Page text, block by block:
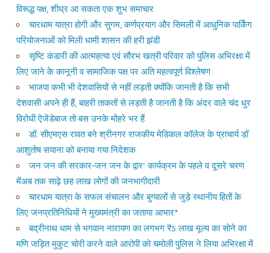
विरूद्ध पक्ष, शीघ्र आ सकता एक शुभ समाचार
चारधाम यात्रा होगी और सुगम, कर्णप्रयाग और सिमली में आधुनिक पार्किंग
परियोजनाओं को मिली धामी शासन की हरी झंडी
सृष्टि कंडारी की आत्महत्या एवं सौरभ खत्री परिवार को पुलिस अभिरक्षा में
लिए जाने के कानूनी व सामाजिक पक्ष पर अति महत्वपूर्ण विश्लेषण
भाजपा कभी भी देशवासियों से नहीं लड़ती क्योंकि जानती है कि सभी
देशवासी अपने ही हैं, बाहरी ताकतों से लड़ती है जानती है कि अंदर वाले चंद धुर
विरोधी ऐजेंडेबाज तो बस उनके मोहरे भर हैं
डॉ. सीएमएस रावत बने श्रीनगर राजकीय मेडिकल कॉलेज के प्राचार्य डॉ
आशुतोष सयाना को बनाया गया निदेशक
जन जन की सरकार-जन जन के द्वार’ कार्यक्रम के पहले व दूसरे चरण
मेंअब तक साढ़े छह लाख लोगों की जनभागीदारी
चारधाम यात्रा के सफल संचालन और बुग्यालों से जुड़े स्थानीय हितों के
लिए जनप्रतिनिधियों ने मुख्यमंत्री का जताया आभार*
बद्रीनाथ धाम से भगवान नारायण का लगभग ₹5 लाख मूल्य का सोने का
मणि जड़ित मुकुट चोरी करने वाले आरोपी को चमोली पुलिस ने लिया अभिरक्षा में